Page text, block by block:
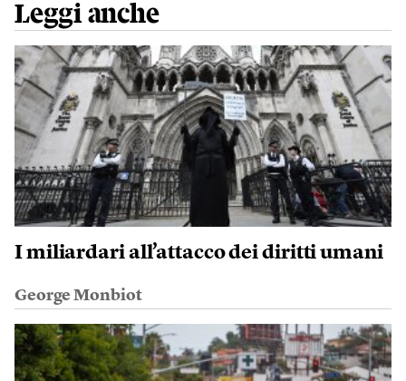
Leggi anche
I miliardari all’attacco dei diritti umani
George Monbiot